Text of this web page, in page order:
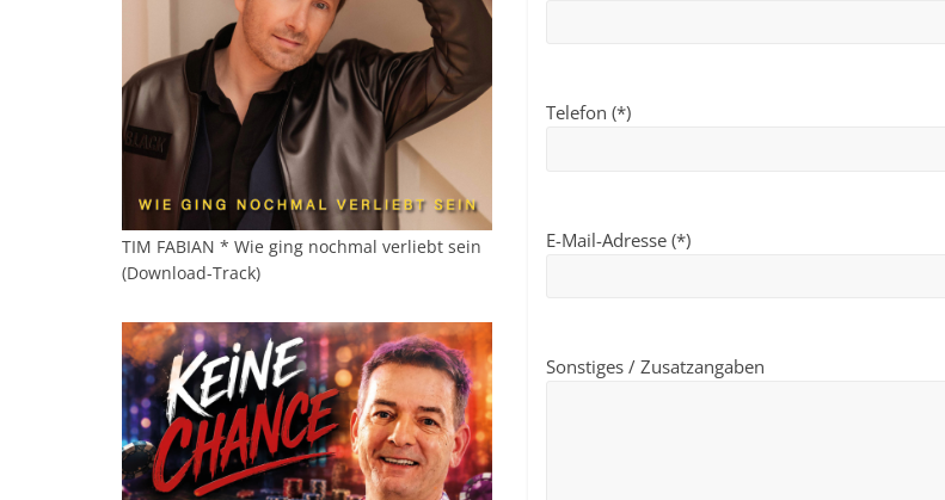
Telefon (*)
E-Mail-Adresse (*)
Sonstiges / Zusatzangaben
TIM FABIAN * Wie ging nochmal verliebt sein
(Download-Track)